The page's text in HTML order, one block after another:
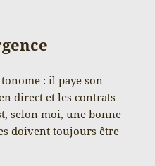
: il paye son
direct et les contrats
selon moi, une bonne
doivent toujours être